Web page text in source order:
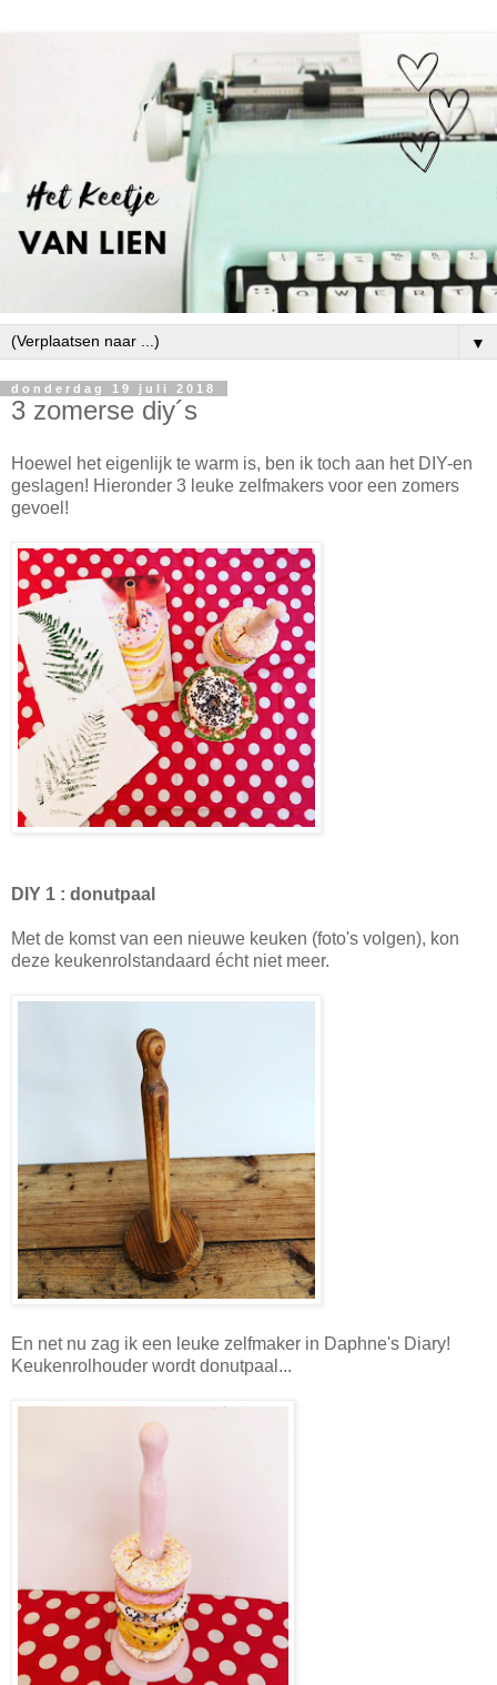
▼
donderdag 19 juli 2018
3 zomerse diy´s
Hoewel het eigenlijk te warm is, ben ik toch aan het DIY-en
geslagen! Hieronder 3 leuke zelfmakers voor een zomers
gevoel!
DIY 1 : donutpaal
Met de komst van een nieuwe keuken (foto's volgen), kon
deze keukenrolstandaard écht niet meer.
En net nu zag ik een leuke zelfmaker in Daphne's Diary!
Keukenrolhouder wordt donutpaal...